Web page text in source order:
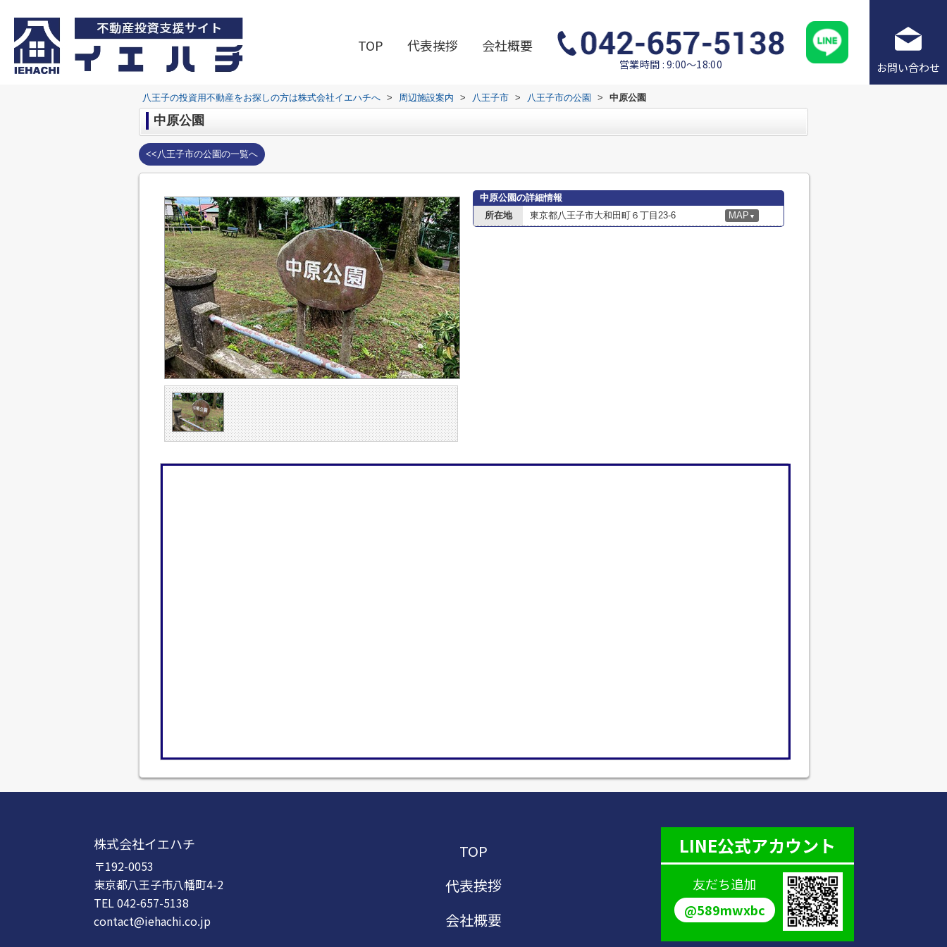
TOP 代表挨拶 会社概要
営業時間 : 9:00～18:00 お問い合わせ
八王子の投資用不動産をお探しの方は株式会社イエハチへ > 周辺施設案内 > 八王子市 > 八王子市の公園 > 中原公園
中原公園
<<八王子市の公園の一覧へ
中原公園の詳細情報
所在地
東京都八王子市大和田町６丁目23-6 MAP ▼
株式会社イエハチ
〒192-0053
東京都八王子市八幡町4-2
TEL 042-657-5138
contact@iehachi.co.jp
TOP
代表挨拶
会社概要
LINE公式アカウント
友だち追加
@589mwxbc